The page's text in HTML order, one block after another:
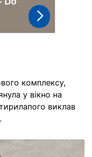
комплексу,
у вікно на
виклав
.